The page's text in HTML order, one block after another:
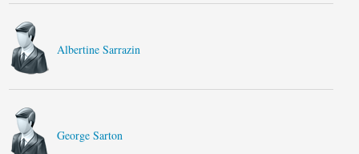
Albertine Sarrazin
George Sarton